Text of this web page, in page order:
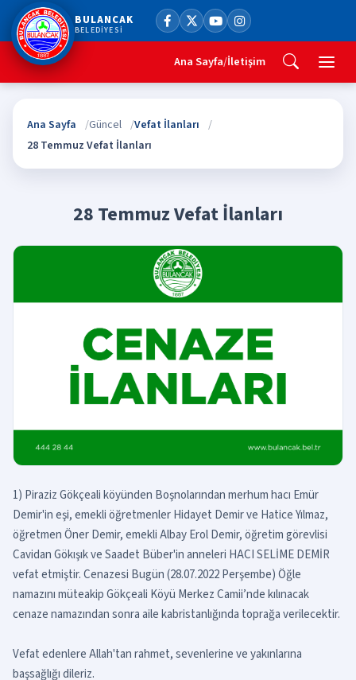
BULANCAK
BELEDİYESİ
Ana Sayfa/İletişim
Ana Sayfa Güncel
Vefat İlanları
28 Temmuz Vefat İlanları
28 Temmuz Vefat İlanları
1) Piraziz Gökçeali köyünden Boşnolarından merhum hacı Emür
Demir'in eşi, emekli öğretmenler Hidayet Demir ve Hatice Yılmaz,
öğretmen Öner Demir, emekli Albay Erol Demir, öğretim görevlisi
Cavidan Gökışık ve Saadet Büber'in anneleri HACI SELİME DEMİR
vefat etmiştir. Cenazesi Bugün (28.07.2022 Perşembe) Öğle
namazını müteakip Gökçeali Köyü Merkez Camii’nde kılınacak
cenaze namazından sonra aile kabristanlığında toprağa verilecektir.
Vefat edenlere Allah'tan rahmet, sevenlerine ve yakınlarına
başsağlığı dileriz.